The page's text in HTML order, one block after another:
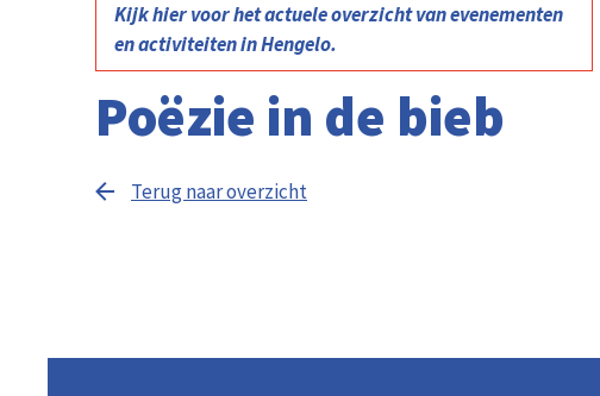
Kijk hier voor het actuele overzicht van evenementen
en activiteiten in Hengelo.
Poëzie in de bieb
Terug naar overzicht